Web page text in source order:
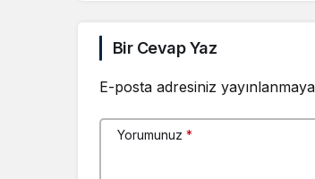
Bir Cevap Yaz
E-posta adresiniz
Yorumunuz *